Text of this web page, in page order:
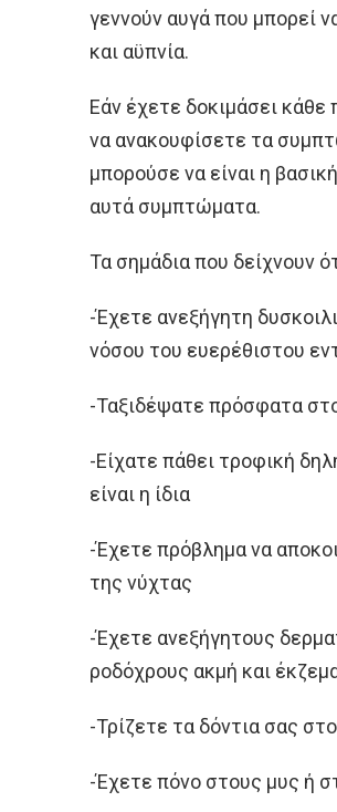
γεννούν αυγά που μπορεί
και αϋπνία.
Εάν έχετε δοκιμάσει κάθε
να ανακουφίσετε τα
μπορούσε να είναι η
αυτά συμπτώματα.
Τα σημάδια που δείχνουν
-Έχετε ανεξήγητη
νόσου του ευερέθιστου
-Ταξιδέψατε πρόσφατα
-Είχατε πάθει τροφική
είναι η ίδια
-Έχετε πρόβλημα να
της νύχτας
-Έχετε ανεξήγητους
ροδόχρους ακμή και
-Τρίζετε τα δόντια σας
-Έχετε πόνο στους μυς ή